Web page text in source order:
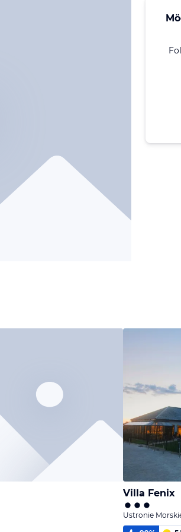
Villa Fenix
Ustronie